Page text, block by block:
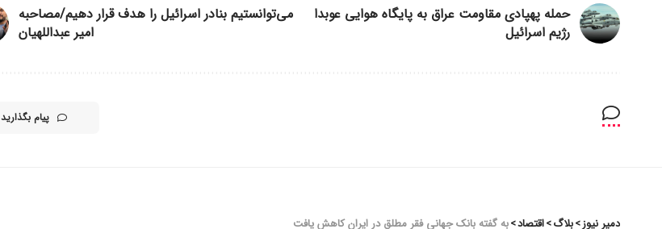
حمله پهپادی مقاومت عراق به پایگاه هوایی عوبدا
رژیم اسرائیل
می‌توانستیم بنادر اسرائیل را هدف قرار دهیم/مصاحبه
امیر عبداللهیان
پیام بگذارید
دمیر نیوز>بلاگ>اقتصاد>به گفته بانک جهانی فقر مطلق در ایران کاهش یافت